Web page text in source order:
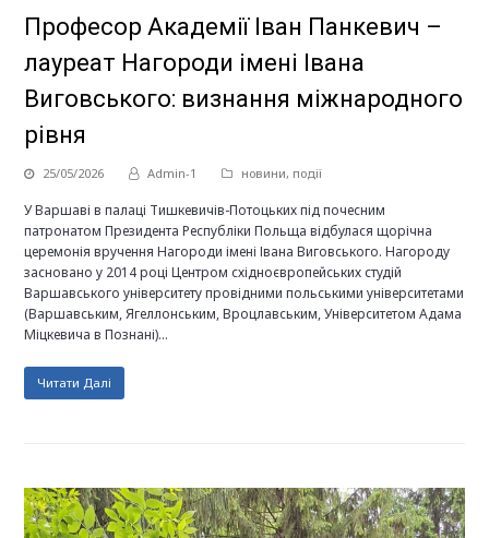
Професор Академії Іван Панкевич –
лауреат Нагороди імені Івана
Виговського: визнання міжнародного
рівня
25/05/2026 Admin-1 новини, події
У Варшаві в палаці Тишкевичів-Потоцьких під почесним
патронатом Президента Республіки Польща відбулася щорічна
церемонія вручення Нагороди імені Івана Виговського. Нагороду
засновано у 2014 році Центром східноєвропейських студій
Варшавського університету провідними польськими університетами
(Варшавським, Ягеллонським, Вроцлавським, Університетом Адама
Міцкевича в Познані)…
Читати Далі